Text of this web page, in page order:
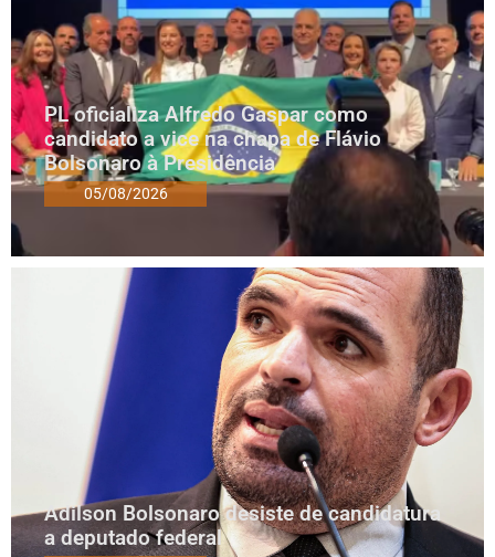
PL oficializa Alfredo Gaspar como
candidato a vice na chapa de Flávio
Bolsonaro à Presidência
05/08/2026
Adilson Bolsonaro desiste de candidatura
a deputado federal